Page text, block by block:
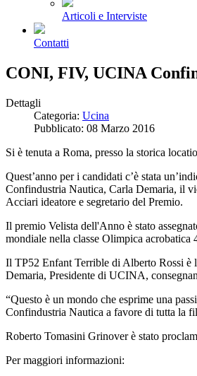
Articoli e Interviste
Contatti
CONI, FIV, UCINA
Dettagli
Categoria: Ucina
Pubblicato: 08 Marzo 2016
Si è tenuta a Roma, presso la storica
Quest’anno per i candidati c’è stata
Confindustria Nautica, Carla Demaria, il
Acciari ideatore e segretario del Premio.
Il premio Velista dell'Anno è stato
mondiale nella classe Olimpica acrobatica
Il TP52 Enfant Terrible di Alberto Rossi è
Demaria, Presidente di UCINA,
“Questo è un mondo che esprime una
Confindustria Nautica a favore di tutta la
Roberto Tomasini Grinover è stato
Per maggiori informazioni: